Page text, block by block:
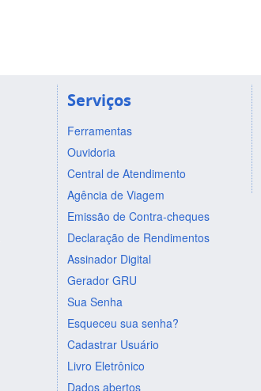
Serviços
Ferramentas
Ouvidoria
Central de Atendimento
Agência de Viagem
Emissão de Contra-cheques
Declaração de Rendimentos
Assinador Digital
Gerador GRU
Sua Senha
Esqueceu sua senha?
Cadastrar Usuário
Livro Eletrônico
Dados abertos